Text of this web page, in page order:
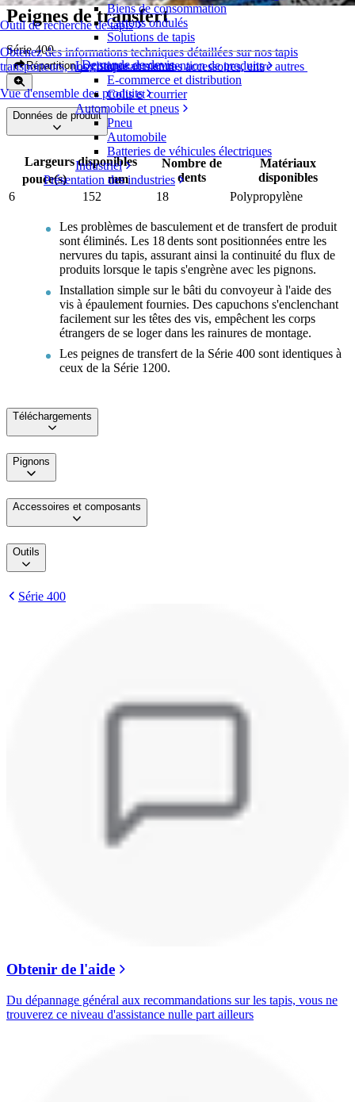
Outil de recherche de tapis
Obtenez des informations techniques détaillées sur nos tapis
transporteurs, nos composants et nos accessoires, entre autres
Vue d'ensemble des produits
Biens de consommation
Cartons ondulés
Solutions de tapis
Logistique et manutention de produits
E-commerce et distribution
Colis et courrier
Automobile et pneus
Pneu
Automobile
Batteries de véhicules électriques
Industriel
Présentation des industries
Peignes de transfert
Série 400
Répartition Demande de devis
Données de produit
Largeurs disponibles
Nombre de
dents
Matériaux
disponibles
pouce(s)
mm
6
152 18 Polypropylène
Les problèmes de basculement et de transfert de produit
sont éliminés. Les 18 dents sont positionnées entre les
nervures du tapis, assurant ainsi la continuité du flux de
produits lorsque le tapis s'engrène avec les pignons.
Installation simple sur le bâti du convoyeur à l'aide des
vis à épaulement fournies. Des capuchons s'enclenchant
facilement sur les têtes des vis, empêchent les corps
étrangers de se loger dans les rainures de montage.
Les peignes de transfert de la Série 400 sont identiques à
ceux de la Série 1200.
Téléchargements
Pignons
Accessoires et composants
Outils
Série 400
Obtenir de l'aide
Du dépannage général aux recommandations sur les tapis, vous ne
trouverez ce niveau d'assistance nulle part ailleurs